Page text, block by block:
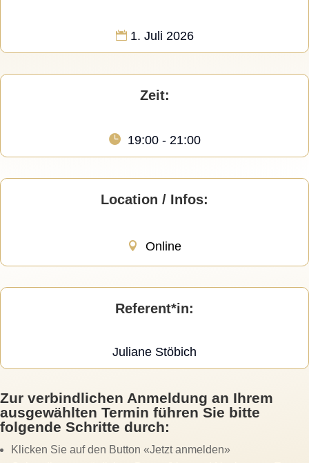
1. Juli 2026
Zeit:
19:00 - 21:00
Location / Infos:
Online
Referent*in:
Juliane Stöbich
Zur verbindlichen Anmeldung an Ihrem
ausgewählten Termin führen Sie bitte
folgende Schritte durch:
Klicken Sie auf den Button «Jetzt anmelden»